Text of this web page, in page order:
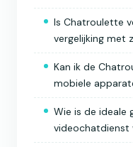
Is Chatroulette
vergelijking met
Kan ik de
mobiele
Wie is de ideale
videochatdienst